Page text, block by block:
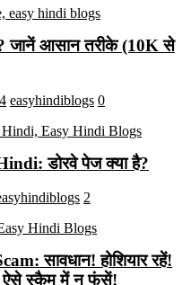
जानें आसान तरीके (10K से
easyhindiblogs 0
डोरवे पेज क्या है?
2
सावधान! होशियार रहें!
ऐसे स्कैम में न फंसें!